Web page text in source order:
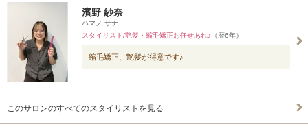
濱野 紗奈
ハマノ サナ
スタイリスト/艶髪・縮毛矯正お任せあれ♪ （歴6年）
縮毛矯正、艶髪が得意です♪
このサロンのすべてのスタイリストを見る